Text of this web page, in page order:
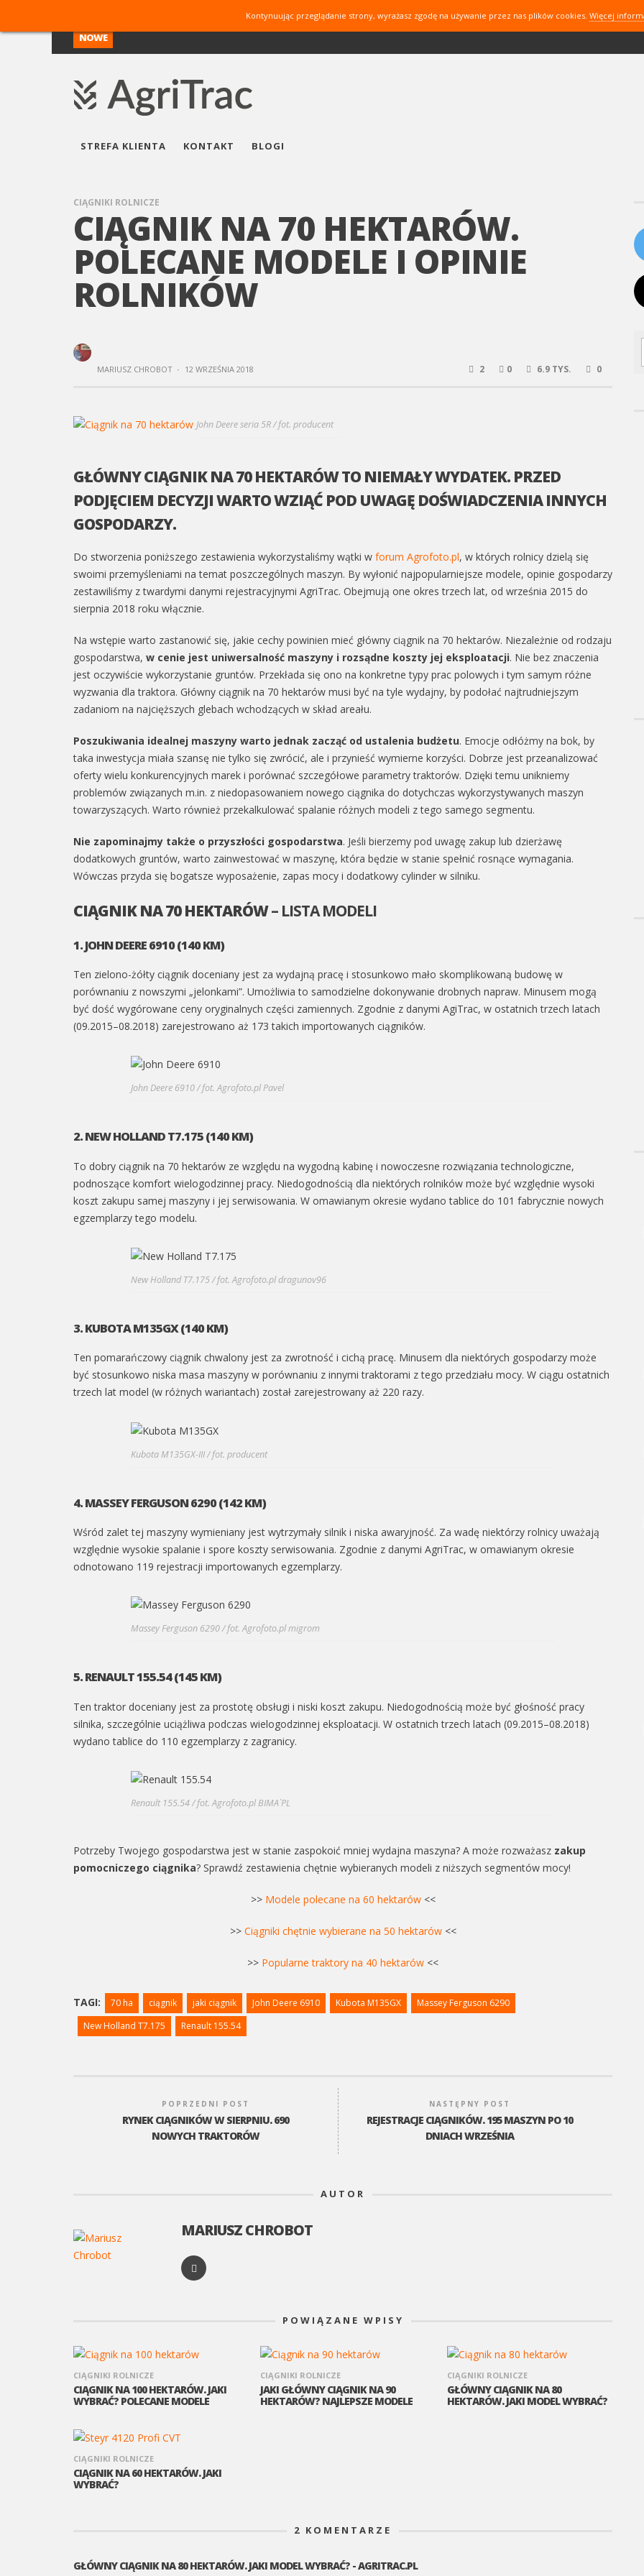
NOWE
STREFA KLIENTA KONTAKT BLOGI
CIĄGNIKI ROLNICZE
CIĄGNIK NA 70 HEKTARÓW.
POLECANE MODELE I OPINIE
ROLNIKÓW
MARIUSZ CHROBOT · 12 WRZEŚNIA 2018 2 0 6.9 TYS. 0
John Deere seria 5R / fot. producent
GŁÓWNY CIĄGNIK NA 70 HEKTARÓW TO NIEMAŁY WYDATEK. PRZED
PODJĘCIEM DECYZJI WARTO WZIĄĆ POD UWAGĘ DOŚWIADCZENIA INNYCH
GOSPODARZY.
Do stworzenia poniższego zestawienia wykorzystaliśmy wątki w forum Agrofoto.pl, w których rolnicy dzielą się
swoimi przemyśleniami na temat poszczególnych maszyn. By wyłonić najpopularniejsze modele, opinie gospodarzy
zestawiliśmy z twardymi danymi rejestracyjnymi AgriTrac. Obejmują one okres trzech lat, od września 2015 do
sierpnia 2018 roku włącznie.
Na wstępie warto zastanowić się, jakie cechy powinien mieć główny ciągnik na 70 hektarów. Niezależnie od rodzaju
gospodarstwa, w cenie jest uniwersalność maszyny i rozsądne koszty jej eksploatacji. Nie bez znaczenia
jest oczywiście wykorzystanie gruntów. Przekłada się ono na konkretne typy prac polowych i tym samym różne
wyzwania dla traktora. Główny ciągnik na 70 hektarów musi być na tyle wydajny, by podołać najtrudniejszym
zadaniom na najcięższych glebach wchodzących w skład areału.
Poszukiwania idealnej maszyny warto jednak zacząć od ustalenia budżetu. Emocje odłóżmy na bok, by
taka inwestycja miała szansę nie tylko się zwrócić, ale i przynieść wymierne korzyści. Dobrze jest przeanalizować
oferty wielu konkurencyjnych marek i porównać szczegółowe parametry traktorów. Dzięki temu unikniemy
problemów związanych m.in. z niedopasowaniem nowego ciągnika do dotychczas wykorzystywanych maszyn
towarzyszących. Warto również przekalkulować spalanie różnych modeli z tego samego segmentu.
Nie zapominajmy także o przyszłości gospodarstwa. Jeśli bierzemy pod uwagę zakup lub dzierżawę
dodatkowych gruntów, warto zainwestować w maszynę, która będzie w stanie spełnić rosnące wymagania.
Wówczas przyda się bogatsze wyposażenie, zapas mocy i dodatkowy cylinder w silniku.
CIĄGNIK NA 70 HEKTARÓW– LISTA MODELI
1. JOHN DEERE 6910 (140 KM)
Ten zielono-żółty ciągnik doceniany jest za wydajną pracę i stosunkowo mało skomplikowaną budowę w
porównaniu z nowszymi „jelonkami”. Umożliwia to samodzielne dokonywanie drobnych napraw. Minusem mogą
być dość wygórowane ceny oryginalnych części zamiennych. Zgodnie z danymi AgiTrac, w ostatnich trzech latach
(09.2015–08.2018) zarejestrowano aż 173 takich importowanych ciągników.
John Deere 6910 / fot. Agrofoto.pl Pavel
2. NEW HOLLAND T7.175 (140 KM)
To dobry ciągnik na 70 hektarów ze względu na wygodną kabinę i nowoczesne rozwiązania technologiczne,
podnoszące komfort wielogodzinnej pracy. Niedogodnością dla niektórych rolników może być względnie wysoki
koszt zakupu samej maszyny i jej serwisowania. W omawianym okresie wydano tablice do 101 fabrycznie nowych
egzemplarzy tego modelu.
New Holland T7.175 / fot. Agrofoto.pl dragunov96
3. KUBOTA M135GX (140 KM)
Ten pomarańczowy ciągnik chwalony jest za zwrotność i cichą pracę. Minusem dla niektórych gospodarzy może
być stosunkowo niska masa maszyny w porównaniu z innymi traktorami z tego przedziału mocy. W ciągu ostatnich
trzech lat model (w różnych wariantach) został zarejestrowany aż 220 razy.
Kubota M135GX-III / fot. producent
4. MASSEY FERGUSON 6290 (142 KM)
Wśród zalet tej maszyny wymieniany jest wytrzymały silnik i niska awaryjność. Za wadę niektórzy rolnicy uważają
względnie wysokie spalanie i spore koszty serwisowania. Zgodnie z danymi AgriTrac, w omawianym okresie
odnotowano 119 rejestracji importowanych egzemplarzy.
Massey Ferguson 6290 / fot. Agrofoto.pl migrom
5. RENAULT 155.54 (145 KM)
Ten traktor doceniany jest za prostotę obsługi i niski koszt zakupu. Niedogodnością może być głośność pracy
silnika, szczególnie uciążliwa podczas wielogodzinnej eksploatacji. W ostatnich trzech latach (09.2015–08.2018)
wydano tablice do 110 egzemplarzy z zagranicy.
Renault 155.54 / fot. Agrofoto.pl BIMA`PL
Potrzeby Twojego gospodarstwa jest w stanie zaspokoić mniej wydajna maszyna? A może rozważasz zakup
pomocniczego ciągnika? Sprawdź zestawienia chętnie wybieranych modeli z niższych segmentów mocy!
>> Modele polecane na 60 hektarów<<
>> Ciągniki chętnie wybierane na 50 hektarów <<
>> Popularne traktory na 40 hektarów <<
TAGI: 70 ha ciągnik jaki ciągnik John Deere 6910 Kubota M135GX
Massey Ferguson 6290
New Holland T7.175
Renault 155.54
POPRZEDNI POST
RYNEK CIĄGNIKÓW W SIERPNIU. 690
NOWYCH TRAKTORÓW
NASTĘPNY POST
REJESTRACJE CIĄGNIKÓW. 195 MASZYN PO 10
DNIACH WRZEŚNIA
AUTOR
MARIUSZ CHROBOT
POWIĄZANE WPISY
CIĄGNIKI ROLNICZE
CIĄGNIK NA 100 HEKTARÓW. JAKI
WYBRAĆ? POLECANE MODELE
CIĄGNIKI ROLNICZE
JAKI GŁÓWNY CIĄGNIK NA 90
HEKTARÓW? NAJLEPSZE MODELE
CIĄGNIKI ROLNICZE
GŁÓWNY CIĄGNIK NA 80
HEKTARÓW. JAKI MODEL WYBRAĆ?
CIĄGNIKI ROLNICZE
CIĄGNIK NA 60 HEKTARÓW. JAKI
WYBRAĆ?
2 KOMENTARZE
GŁÓWNY CIĄGNIK NA 80 HEKTARÓW. JAKI MODEL WYBRAĆ? - AGRITRAC.PL
Kontynuując przeglądanie strony, wyrażasz zgodę na używanie przez nas plików cookies. Więcej